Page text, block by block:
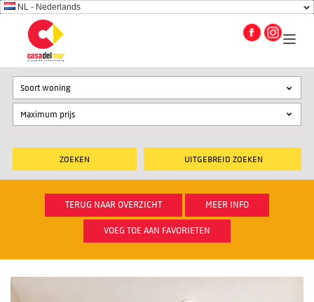
NL - Nederlands
UITGEBREID ZOEKEN
Soort woning
TERUG NAAR OVERZICHT MEER INFO
VOEG TOE AAN FAVORIETEN